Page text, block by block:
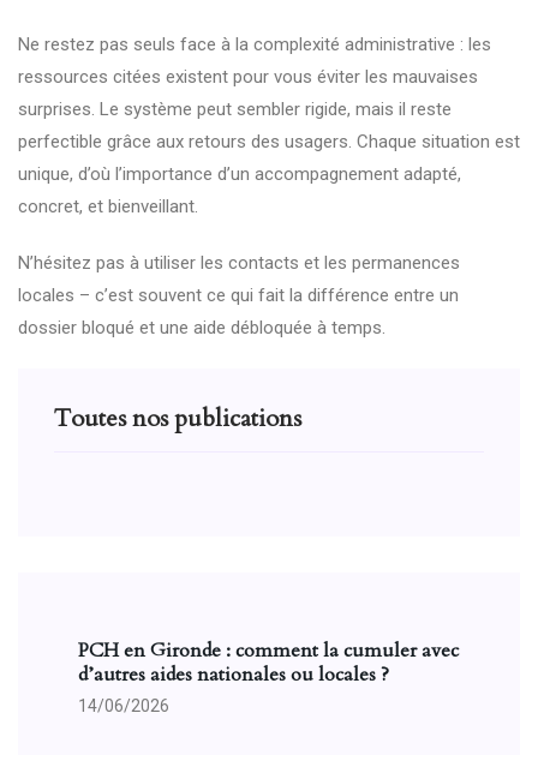
Ne restez pas seuls face à la complexité administrative : les
ressources citées existent pour vous éviter les mauvaises
surprises. Le système peut sembler rigide, mais il reste
perfectible grâce aux retours des usagers. Chaque situation est
unique, d’où l’importance d’un accompagnement adapté,
concret, et bienveillant.
N’hésitez pas à utiliser les contacts et les permanences
locales – c’est souvent ce qui fait la différence entre un
dossier bloqué et une aide débloquée à temps.
Toutes nos publications
PCH en Gironde : comment la cumuler avec
d’autres aides nationales ou locales ?
14/06/2026